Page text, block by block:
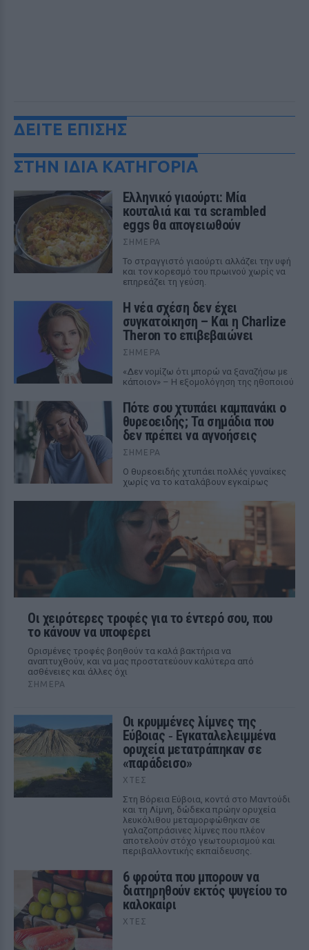
ΔΕΙΤΕ ΕΠΙΣΗΣ
ΣΤΗΝ ΙΔΙΑ ΚΑΤΗΓΟΡΙΑ
Ελληνικό γιαούρτι: Μία
κουταλιά και τα scrambled
eggs θα απογειωθούν
ΣΉΜΕΡΑ
Το στραγγιστό γιαούρτι αλλάζει την υφή
και τον κορεσμό του πρωινού χωρίς να
επηρεάζει τη γεύση.
Η νέα σχέση δεν έχει
συγκατοίκηση – Και η Charlize
Theron το επιβεβαιώνει
ΣΉΜΕΡΑ
«Δεν νομίζω ότι μπορώ να ξαναζήσω με
κάποιον» – Η εξομολόγηση της ηθοποιού
Πότε σου χτυπάει καμπανάκι ο
θυρεοειδής; Τα σημάδια που
δεν πρέπει να αγνοήσεις
ΣΉΜΕΡΑ
Ο θυρεοειδής χτυπάει πολλές γυναίκες
χωρίς να το καταλάβουν εγκαίρως
Οι χειρότερες τροφές για το έντερό σου, που
το κάνουν να υποφέρει
Ορισμένες τροφές βοηθούν τα καλά βακτήρια να
αναπτυχθούν, και να μας προστατεύουν καλύτερα από
ασθένειες και άλλες όχι
ΣΉΜΕΡΑ
Οι κρυμμένες λίμνες της
Εύβοιας ‑ Εγκαταλελειμμένα
ορυχεία μετατράπηκαν σε
«παράδεισο»
ΧΤΕΣ
Στη Βόρεια Εύβοια, κοντά στο Μαντούδι
και τη Λίμνη, δώδεκα πρώην ορυχεία
λευκόλιθου μεταμορφώθηκαν σε
γαλαζοπράσινες λίμνες που πλέον
αποτελούν στόχο γεωτουρισμού και
περιβαλλοντικής εκπαίδευσης.
6 φρούτα που μπορουν να
διατηρηθούν εκτός ψυγείου το
καλοκαίρι
ΧΤΕΣ